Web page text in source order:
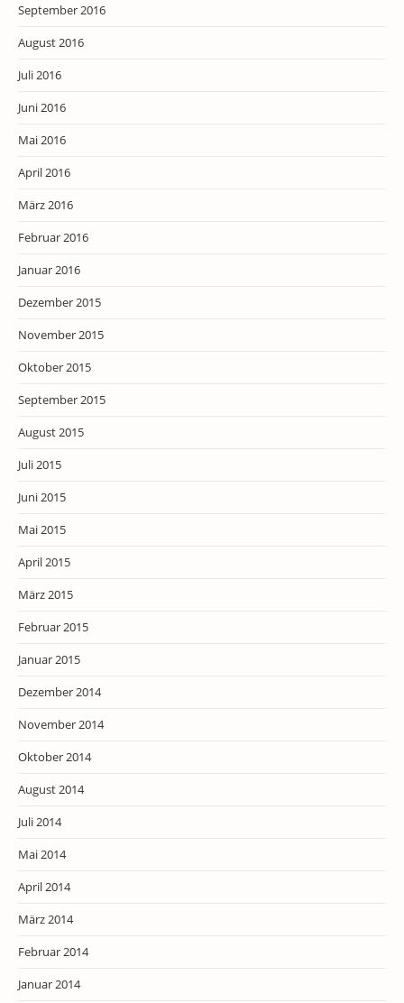
September 2016
August 2016
Juli 2016
Juni 2016
Mai 2016
April 2016
März 2016
Februar 2016
Januar 2016
Dezember 2015
November 2015
Oktober 2015
September 2015
August 2015
Juli 2015
Juni 2015
Mai 2015
April 2015
März 2015
Februar 2015
Januar 2015
Dezember 2014
November 2014
Oktober 2014
August 2014
Juli 2014
Mai 2014
April 2014
März 2014
Februar 2014
Januar 2014